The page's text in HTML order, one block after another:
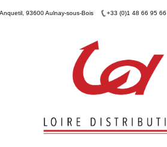
93600 Aulnay-sous-Bois +33 (0)1 48 66 95 66